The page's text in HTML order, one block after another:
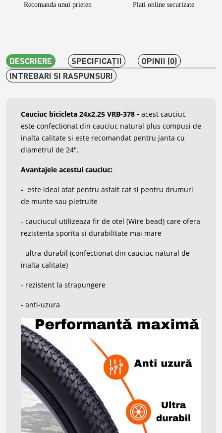
Recomanda unui prieten
Plati online securizate
DESCRIERE SPECIFICAŢII
OPINII (0)
INTREBARI SI RASPUNSURI
Cauciuc bicicleta 24x2.25 VRB-378 - acest cauciuc
este confectionat din cauciuc natural plus compusi de
inalta calitate si este recomandat pentru janta cu
diametrul de 24".
Avantajele acestui cauciuc:
- este ideal atat pentru asfalt cat si pentru drumuri
de munte sau pietruite
- cauciucul utilizeaza fir de otel (Wire bead) care ofera
rezistenta sporita si durabilitate mai mare
- ultra-durabil (confectionat din cauciuc natural de
inalta calitate)
- rezistent la strapungere
- anti-uzura